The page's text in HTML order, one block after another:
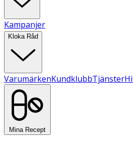
Kampanjer
Kloka Råd
VarumärkenKundklubbTjänster
Mina Recept